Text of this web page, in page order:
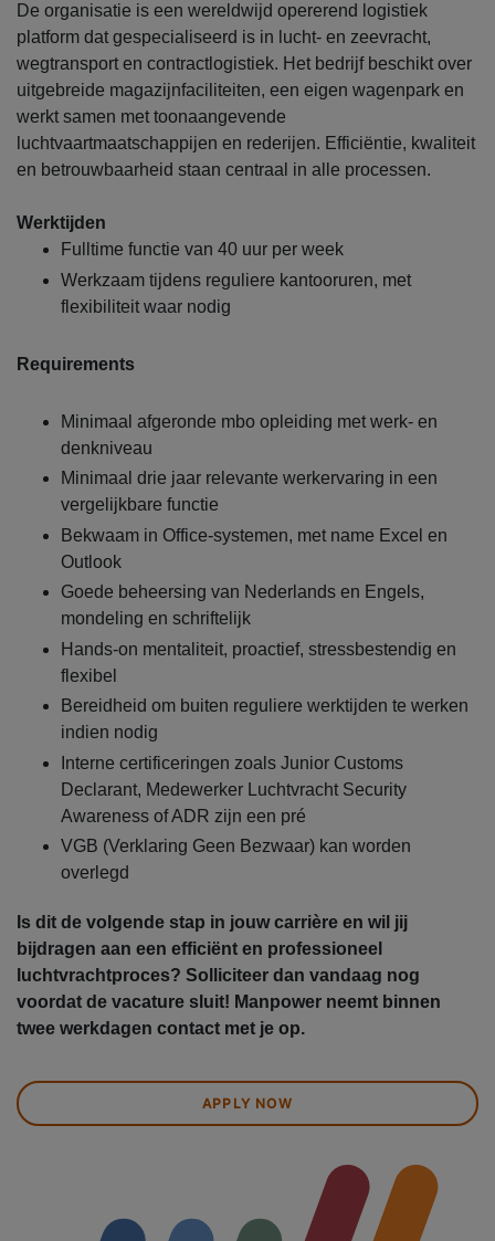
De organisatie is een wereldwijd opererend logistiek
platform dat gespecialiseerd is in lucht- en zeevracht,
wegtransport en contractlogistiek. Het bedrijf beschikt over
uitgebreide magazijnfaciliteiten, een eigen wagenpark en
werkt samen met toonaangevende
luchtvaartmaatschappijen en rederijen. Efficiëntie, kwaliteit
en betrouwbaarheid staan centraal in alle processen.
Werktijden
Fulltime functie van 40 uur per week
Werkzaam tijdens reguliere kantooruren, met
flexibiliteit waar nodig
Requirements
Minimaal afgeronde mbo opleiding met werk- en
denkniveau
Minimaal drie jaar relevante werkervaring in een
vergelijkbare functie
Bekwaam in Office-systemen, met name Excel en
Outlook
Goede beheersing van Nederlands en Engels,
mondeling en schriftelijk
Hands-on mentaliteit, proactief, stressbestendig en
flexibel
Bereidheid om buiten reguliere werktijden te werken
indien nodig
Interne certificeringen zoals Junior Customs
Declarant, Medewerker Luchtvracht Security
Awareness of ADR zijn een pré
VGB (Verklaring Geen Bezwaar) kan worden
overlegd
Is dit de volgende stap in jouw carrière en wil jij
bijdragen aan een efficiënt en professioneel
luchtvrachtproces? Solliciteer dan vandaag nog
voordat de vacature sluit! Manpower neemt binnen
twee werkdagen contact met je op.
APPLY NOW